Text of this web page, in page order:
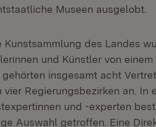
Museen ausgelobt.
des Landes
und Künstler von
insgesamt acht
Regierungsbezirken an. In
und -experten
Auswahl getroffen. Eine